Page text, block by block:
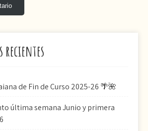
recientes
de Fin de Curso 2025-26 🌴🌺
última semana Junio y primera